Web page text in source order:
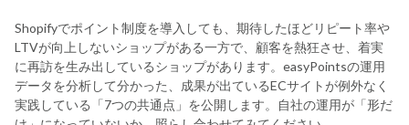
Shopifyでポイント制度を導入しても、期待したほどリピート率や
LTVが向上しないショップがある一方で、顧客を熱狂させ、着実
に再訪を生み出しているショップがあります。easyPointsの運用
データを分析して分かった、成果が出ているECサイトが例外なく
実践している「7つの共通点」を公開します。自社の運用が「形だ